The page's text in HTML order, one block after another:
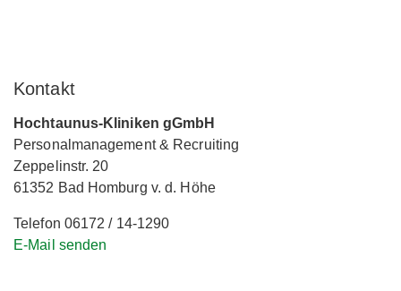
Kontakt
Hochtaunus-Kliniken gGmbH
Personalmanagement & Recruiting
Zeppelinstr. 20
61352 Bad Homburg v. d. Höhe
Telefon 06172 / 14-1290
E-Mail senden